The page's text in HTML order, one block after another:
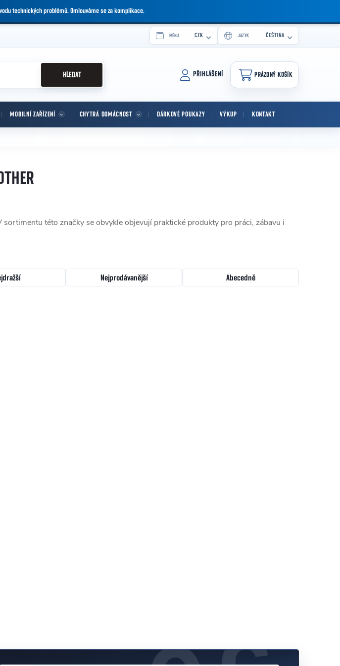
technických problémů. Omlouváme se za komplikace.
MĚNA CZK JAZYK ČEŠTINA
HLEDAT PŘIHLÁŠENÍ
NÁKUPNÍ KOŠÍK
PRÁZDNÝ KOŠÍK
MOBILNÍ ZAŘÍZENÍ CHYTRÁ DOMÁCNOST DÁRKOVÉ POUKAZY VÝKUP KONTAKT
této značky se obvykle objevují praktické produkty pro práci, zábavu i
Nejprodávanější Abecedně